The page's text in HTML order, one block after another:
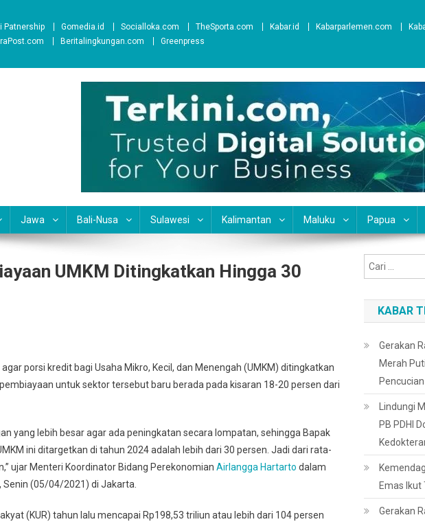
Patnership Gomedia.id Socialloka.com TheSporta.com Kabar.id Kabarparlemen.com
Beritalingkungan.com Greenpress
Jawa Bali-Nusa Sulawesi Kalimantan Maluku Papua
UMKM Ditingkatkan Hingga 30
porsi kredit bagi Usaha Mikro, Kecil, dan Menengah (UMKM) ditingkatkan
untuk sektor tersebut baru berada pada kisaran 18-20 persen dari
yang lebih besar agar ada peningkatan secara lompatan, sehingga Bapak
ini ditargetkan di tahun 2024 adalah lebih dari 30 persen. Jadi dari rata-
ujar Menteri Koordinator Bidang Perekonomian Airlangga Hartarto dalam
(05/04/2021) di Jakarta.
(KUR) tahun lalu mencapai Rp198,53 triliun atau lebih dari 104 persen
KABAR
Gerakan
Merah
Lindungi
PB PDHI
Emas Ikut
Gerakan